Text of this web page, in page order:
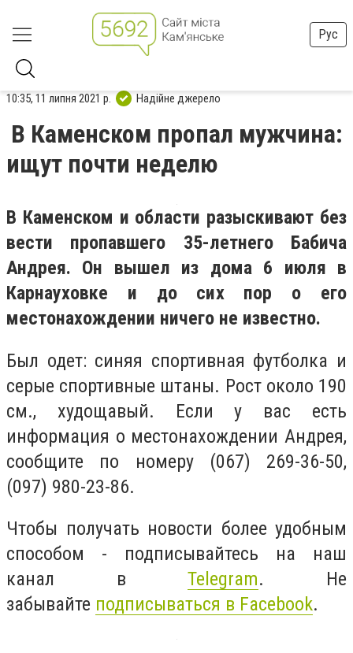
Рус
10:35, 11 липня 2021 р. Надійне джерело
В Каменском пропал мужчина:
ищут почти неделю
В Каменском и области разыскивают без
вести пропавшего 35-летнего Бабича
Андрея. Он вышел из дома 6 июля в
Карнауховке и до сих пор о его
местонахождении ничего не известно.
Был одет: синяя спортивная футболка и
серые спортивные штаны. Рост около 190
см., худощавый. Если у вас есть
информация о местонахождении Андрея,
сообщите по номеру (067) 269-36-50,
(097) 980-23-86.
Чтобы получать новости более удобным
способом - подписывайтесь на наш
канал вTelegram. Не
забывайте подписываться в Facebook.